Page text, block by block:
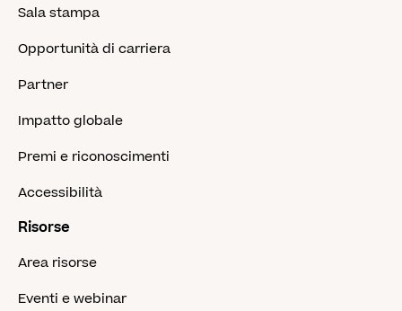
Sala stampa
Opportunità di carriera
Partner
Impatto globale
Premi e riconoscimenti
Accessibilità
Risorse
Area risorse
Eventi e webinar